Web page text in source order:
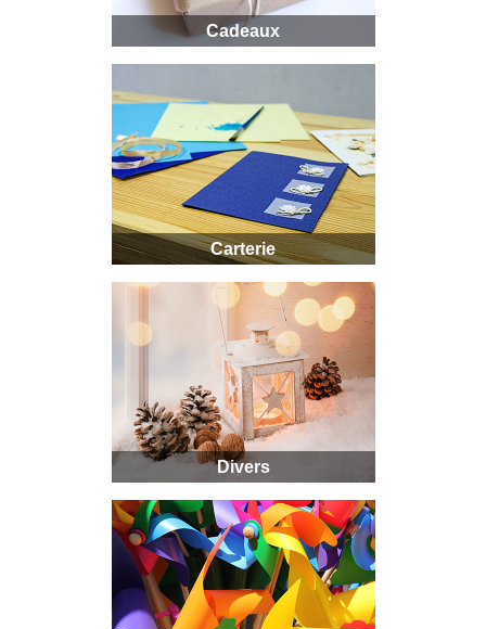
Cadeaux
Carterie
Divers